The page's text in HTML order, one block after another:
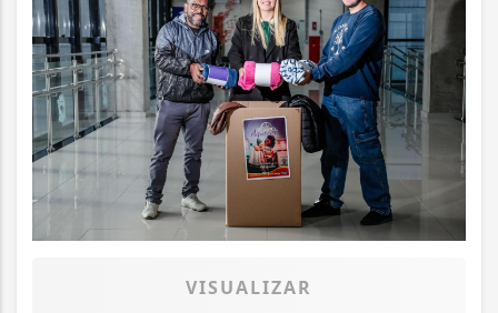
VISUALIZAR